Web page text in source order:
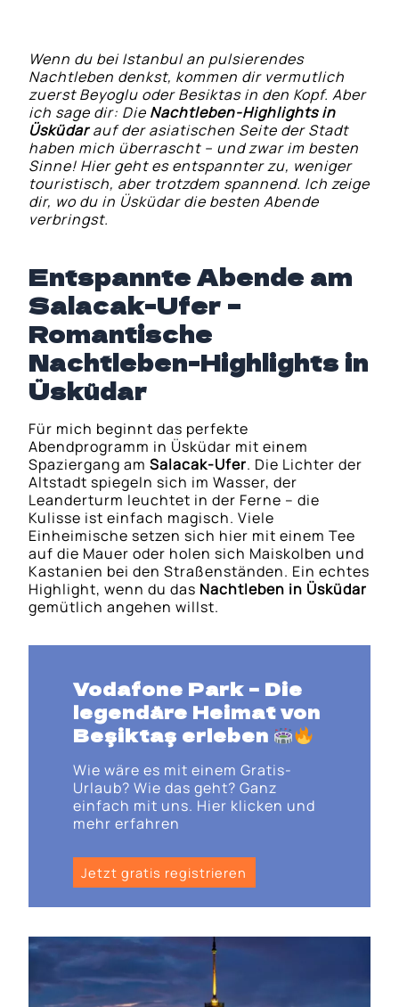
Wenn du bei Istanbul an pulsierendes
Nachtleben denkst, kommen dir vermutlich
zuerst Beyoglu oder Besiktas in den Kopf. Aber
ich sage dir: Die Nachtleben-Highlights in
Üsküdarauf der asiatischen Seite der Stadt
haben mich überrascht – und zwar im besten
Sinne! Hier geht es entspannter zu, weniger
touristisch, aber trotzdem spannend. Ich zeige
dir, wo du in Üsküdar die besten Abende
verbringst.
Entspannte Abende am
Salacak-Ufer –
Romantische
Nachtleben-Highlights in
Üsküdar
Für mich beginnt das perfekte
Abendprogramm in Üsküdar mit einem
Spaziergang amSalacak-Ufer. Die Lichter der
Altstadt spiegeln sich im Wasser, der
Leanderturm leuchtet in der Ferne – die
Kulisse ist einfach magisch. Viele
Einheimische setzen sich hier mit einem Tee
auf die Mauer oder holen sich Maiskolben und
Kastanien bei den Straßenständen. Ein echtes
Highlight, wenn du das Nachtleben in Üsküdar
gemütlich angehen willst.
Vodafone Park– Die
legendäre Heimat von
Beşiktaş erleben
Wie wäre es mit einem Gratis-
Urlaub? Wie das geht? Ganz
einfach mit uns. Hier klicken und
mehr erfahren
Jetzt gratis registrieren